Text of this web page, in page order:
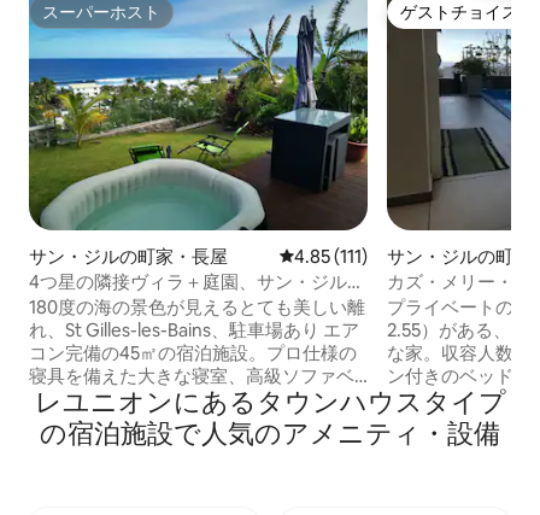
スーパーホスト
スーパーホスト
サン・ジルの町家・長屋 レビュー111件、5つ星中4.85つ
4.85 (111)
4つ星の隣接ヴィラ＋庭園、サン・ジル・
バン
180度の海の景色が見えるとても美しい離
れ、St Gilles-les-Bains、駐車場あり エア
コン完備の45㎡の宿泊施設。プロ仕様の
寝具を備えた大きな寝室、高級ソファベ
ッドと薄型テレビのあるリビングルー
ム、設備の整ったキッチン、バスルーム
（イタリア式シャワー）で構成されてい
ゲストチョイス
ゲストチョイス
サン・ジルの町家
カズ・メリー・サ
プライベートの塩
2.55）がある、向
な家。収容人数：
ン付きのベッドル
200）、換気扇、
室、居間、テラス
ン・ジルのマリ
レユニオンにあるタウンハウスタイプ
の宿泊施設で人気のアメニティ・設備